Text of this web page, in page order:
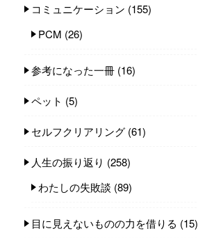
コミュニケーション (155)
PCM (26)
参考になった一冊 (16)
ペット (5)
セルフクリアリング (61)
人生の振り返り (258)
わたしの失敗談 (89)
目に見えないものの力を借りる (15)